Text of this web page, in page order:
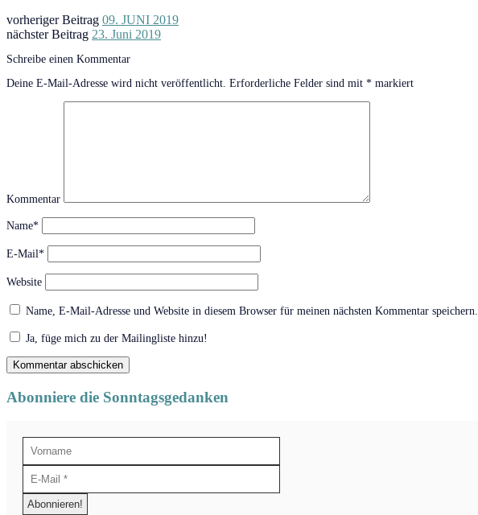
vorheriger Beitrag 09. JUNI 2019
nächster Beitrag 23. Juni 2019
Schreibe einen Kommentar
Deine E-Mail-Adresse wird nicht veröffentlicht. Erforderliche Felder sind mit * markiert
Kommentar
Name*
E-Mail*
Website
Name, E-Mail-Adresse und Website in diesem Browser für meinen nächsten Kommentar speichern.
Ja, füge mich zu der Mailingliste hinzu!
Abonniere die Sonntagsgedanken